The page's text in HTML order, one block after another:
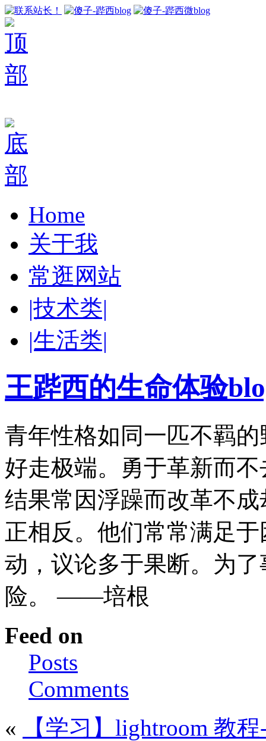
Home
关于我
常逛网站
|技术类|
|生活类|
王跸西的生命体验
青年性格如同一匹不羁
好走极端。勇于革新而
结果常因浮躁而改革不
正相反。他们常常满足
动，议论多于果断。为
险。 ——培根
Feed on
Posts
Comments
«
【学习】lightroom 教